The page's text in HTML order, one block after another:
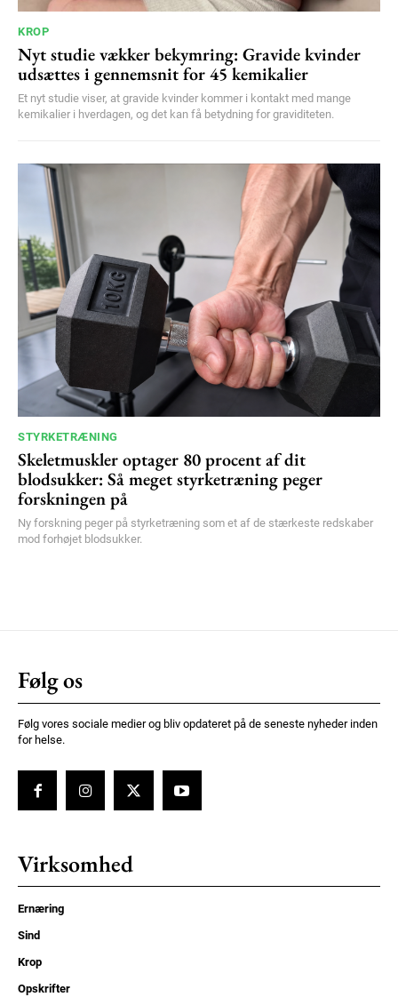
KROP
Nyt studie vækker bekymring: Gravide kvinder
udsættes i gennemsnit for 45 kemikalier
Et nyt studie viser, at gravide kvinder kommer i kontakt med mange
kemikalier i hverdagen, og det kan få betydning for graviditeten.
STYRKETRÆNING
Skeletmuskler optager 80 procent af dit
blodsukker: Så meget styrketræning peger
forskningen på
Ny forskning peger på styrketræning som et af de stærkeste redskaber
mod forhøjet blodsukker.
Følg os
Følg vores sociale medier og bliv opdateret på de seneste nyheder inden
for helse.
Virksomhed
Ernæring
Sind
Krop
Opskrifter